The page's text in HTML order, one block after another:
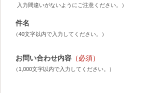
入力間違いがないようにご注意ください。）
件名
（40文字以内で入力してください。）
お問い合わせ内容 （必須）
（1,000文字以内で入力してください。）